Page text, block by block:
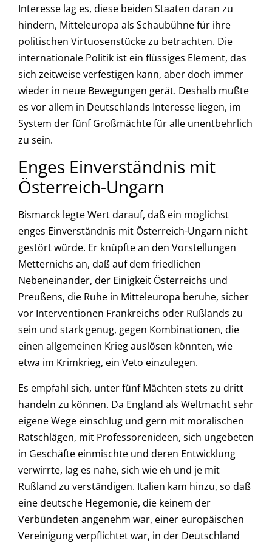
Interesse lag es, diese beiden Staaten daran zu
hindern, Mitteleuropa als Schaubühne für ihre
politischen Virtuosenstücke zu betrachten. Die
internationale Politik ist ein flüssiges Element, das
sich zeitweise verfestigen kann, aber doch immer
wieder in neue Bewegungen gerät. Deshalb mußte
es vor allem in Deutschlands Interesse liegen, im
System der fünf Großmächte für alle unentbehrlich
zu sein.
Enges Einverständnis mit
Österreich-Ungarn
Bismarck legte Wert darauf, daß ein möglichst
enges Einverständnis mit Österreich-Ungarn nicht
gestört würde. Er knüpfte an den Vorstellungen
Metternichs an, daß auf dem friedlichen
Nebeneinander, der Einigkeit Österreichs und
Preußens, die Ruhe in Mitteleuropa beruhe, sicher
vor Interventionen Frankreichs oder Rußlands zu
sein und stark genug, gegen Kombinationen, die
einen allgemeinen Krieg auslösen könnten, wie
etwa im Krimkrieg, ein Veto einzulegen.
Es empfahl sich, unter fünf Mächten stets zu dritt
handeln zu können. Da England als Weltmacht sehr
eigene Wege einschlug und gern mit moralischen
Ratschlägen, mit Professorenideen, sich ungebeten
in Geschäfte einmischte und deren Entwicklung
verwirrte, lag es nahe, sich wie eh und je mit
Rußland zu verständigen. Italien kam hinzu, so daß
eine deutsche Hegemonie, die keinem der
Verbündeten angenehm war, einer europäischen
Vereinigung verpflichtet war, in der Deutschland